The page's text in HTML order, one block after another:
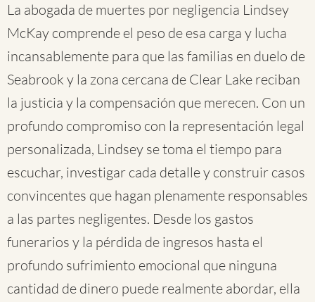
La abogada de muertes por negligencia Lindsey
McKay comprende el peso de esa carga y lucha
incansablemente para que las familias en duelo de
Seabrook y la zona cercana de Clear Lake reciban
la justicia y la compensación que merecen. Con un
profundo compromiso con la representación legal
personalizada, Lindsey se toma el tiempo para
escuchar, investigar cada detalle y construir casos
convincentes que hagan plenamente responsables
a las partes negligentes. Desde los gastos
funerarios y la pérdida de ingresos hasta el
profundo sufrimiento emocional que ninguna
cantidad de dinero puede realmente abordar, ella